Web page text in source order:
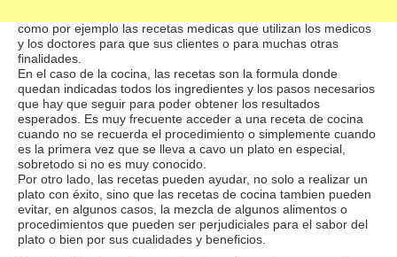
como por ejemplo las recetas medicas que utilizan los medicos
y los doctores para que sus clientes o para muchas otras
finalidades.
En el caso de la cocina, las recetas son la formula donde
quedan indicadas todos los ingredientes y los pasos necesarios
que hay que seguir para poder obtener los resultados
esperados. Es muy frecuente acceder a una receta de cocina
cuando no se recuerda el procedimiento o simplemente cuando
es la primera vez que se lleva a cavo un plato en especial,
sobretodo si no es muy conocido.
Por otro lado, las recetas pueden ayudar, no solo a realizar un
plato con éxito, sino que las recetas de cocina tambien pueden
evitar, en algunos casos, la mezcla de algunos alimentos o
procedimientos que pueden ser perjudiciales para el sabor del
plato o bien por sus cualidades y beneficios.